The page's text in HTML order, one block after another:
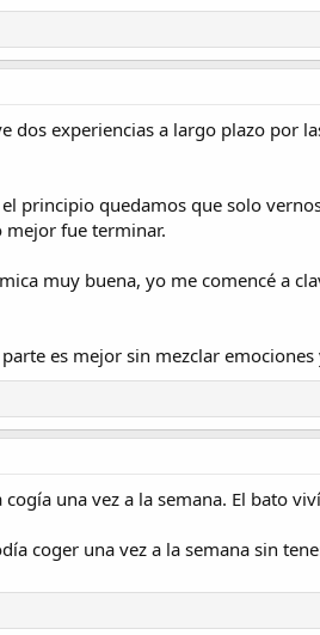
experiencias a largo plazo por
principio quedamos que solo
mejor fue terminar.
muy buena, yo me comencé a
es mejor sin mezclar emociones
una vez a la semana. El bato
coger una vez a la semana sin